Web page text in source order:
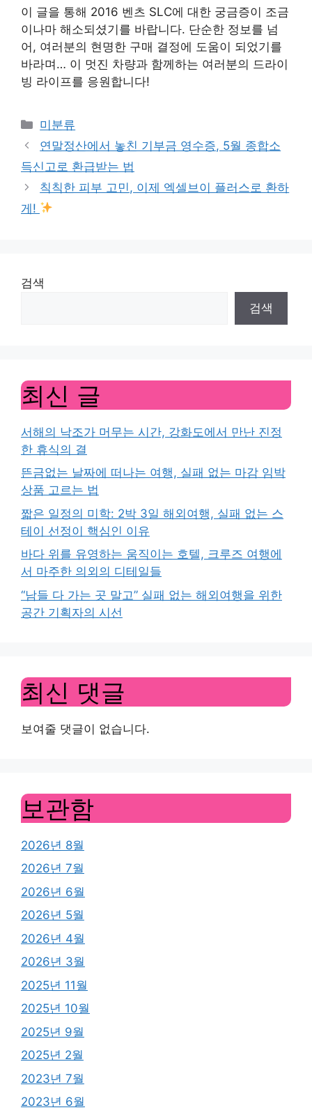
이 글을 통해 2016 벤츠 SLC에 대한 궁금증이 조금
이나마 해소되셨기를 바랍니다. 단순한 정보를 넘
어, 여러분의 현명한 구매 결정에 도움이 되었기를
바라며… 이 멋진 차량과 함께하는 여러분의 드라이
빙 라이프를 응원합니다!
Categories
미분류
연말정산에서 놓친 기부금 영수증, 5월 종합소
득신고로 환급받는 법
칙칙한 피부 고민, 이제 엑셀브이 플러스로 환하
게!
검색
검색
최신 글
서해의 낙조가 머무는 시간, 강화도에서 만난 진정
한 휴식의 결
뜬금없는 날짜에 떠나는 여행, 실패 없는 마감 임박
상품 고르는 법
짧은 일정의 미학: 2박 3일 해외여행, 실패 없는 스
테이 선정이 핵심인 이유
바다 위를 유영하는 움직이는 호텔, 크루즈 여행에
서 마주한 의외의 디테일들
“남들 다 가는 곳 말고” 실패 없는 해외여행을 위한
공간 기획자의 시선
최신 댓글
보여줄 댓글이 없습니다.
보관함
2026년 8월
2026년 7월
2026년 6월
2026년 5월
2026년 4월
2026년 3월
2025년 11월
2025년 10월
2025년 9월
2025년 2월
2023년 7월
2023년 6월